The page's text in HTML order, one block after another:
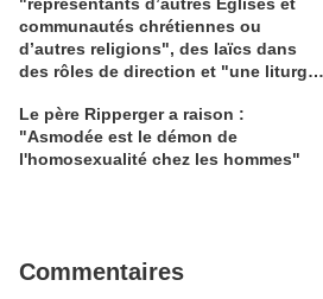
communautés chrétiennes ou
d’autres religions", des laïcs dans
des rôles de direction et "une liturgie
Le père Ripperger a raison :
"Asmodée est le démon de
l'homosexualité chez les hommes"
Commentaires